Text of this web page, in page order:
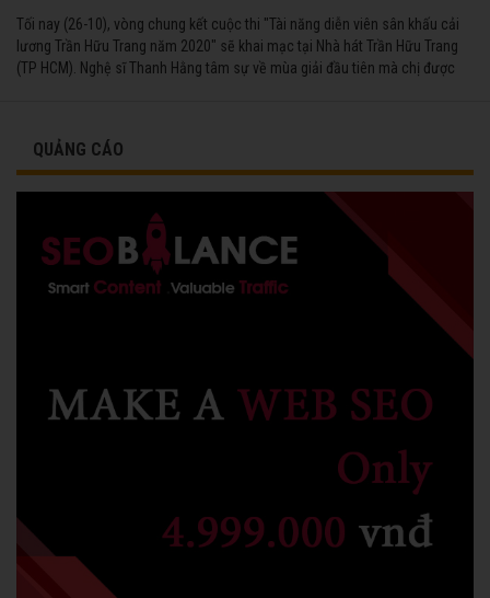
Tối nay (26-10), vòng chung kết cuộc thi "Tài năng diễn viên sân khấu cải
lương Trần Hữu Trang năm 2020" sẽ khai mạc tại Nhà hát Trần Hữu Trang
(TP HCM). Nghệ sĩ Thanh Hằng tâm sự về mùa giải đầu tiên mà chị được
QUẢNG CÁO